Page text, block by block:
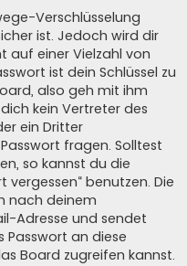
Verschlüsselung
ist. Jedoch wird dir
auf einer Vielzahl von
ist dein Schlüssel zu
also geh mit ihm
kein Vertreter des
ein Dritter
fragen. Solltest
so kannst du die
vergessen“ benutzen. Die
nach deinem
Adresse und sendet
Passwort an diese
Board zugreifen kannst.